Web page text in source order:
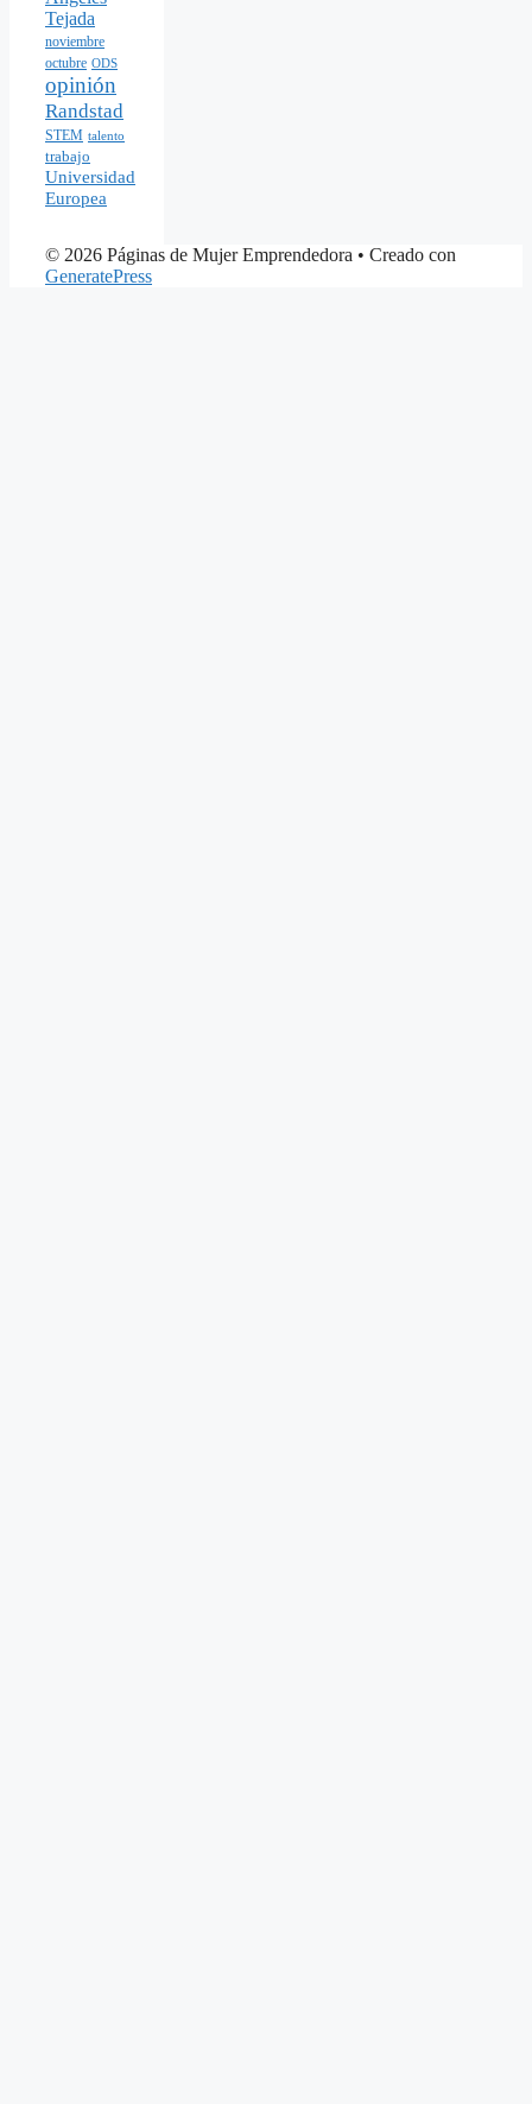
Tejada
noviembre
octubre ODS
opinión
Randstad
STEM talento
trabajo
Universidad
Europea
© 2026 Páginas de Mujer Emprendedora • Creado con
GeneratePress